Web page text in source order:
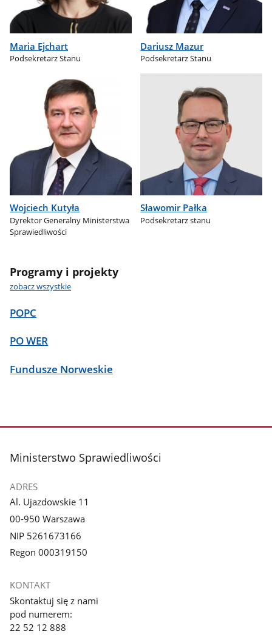
Maria Ejchart
Podsekretarz Stanu
Dariusz Mazur
Podsekretarz Stanu
Wojciech Kutyła
Dyrektor Generalny Ministerstwa
Sprawiedliwości
Sławomir Pałka
Podsekretarz stanu
Programy i projekty
zobacz wszystkie
POPC
PO WER
Fundusze Norweskie
stopka
Ministerstwo Sprawiedliwości
ADRES
Al. Ujazdowskie 11
00-950 Warszawa
NIP 5261673166
Regon 000319150
KONTAKT
Skontaktuj się z nami
pod numerem:
22 52 12 888